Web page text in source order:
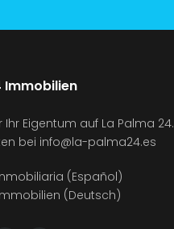
Immobilien
Ihr Eigentum auf La Palma 24.
bei info@la-palma24.es
(Español)
(Deutsch)